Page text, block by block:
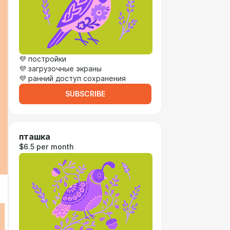
💜 постройки
💜 загрузочные экраны
💜 ранний доступ сохранения
SUBSCRIBE
пташка
$6.5 per month